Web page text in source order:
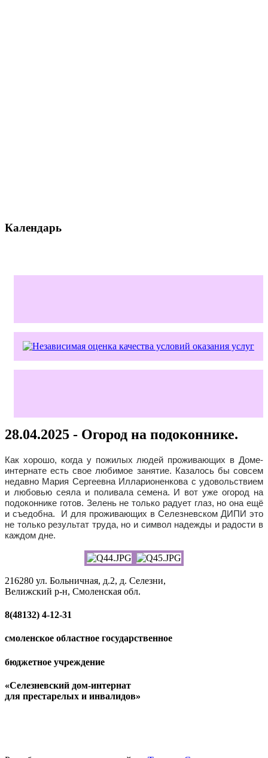
Календарь
28.04.2025 - Огород на подоконнике.
Как хорошо, когда у пожилых людей проживающих в Доме-
интернате есть свое любимое занятие. Казалось бы совсем
недавно Мария Сергеевна Илларионенкова с удовольствием
и любовью сеяла и поливала семена. И вот уже огород на
подоконнике готов. Зелень не только радует глаз, но она ещё
и съедобна. И для проживающих в Селезневском ДИПИ это
не только результат труда, но и символ надежды и радости в
каждом дне.
216280 ул. Больничная, д.2, д. Селезни,
Велижский р-н, Смоленская обл.
8(48132) 4-12-31
смоленское областное государственное
бюджетное учреждение
«Селезневский дом-интернат
для престарелых и инвалидов»